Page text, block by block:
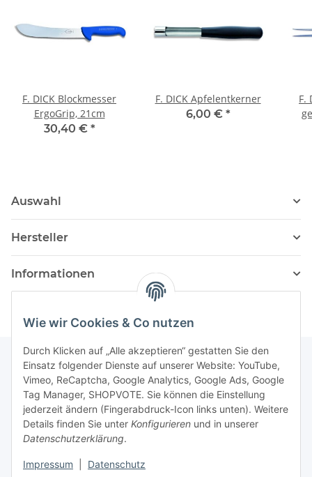
Wie wir Cookies & Co nutzen
Durch Klicken auf „Alle akzeptieren“ gestatten Sie den
Einsatz folgender Dienste auf unserer Website: YouTube,
Vimeo, ReCaptcha, Google Analytics, Google Ads, Google
Tag Manager, SHOPVOTE. Sie können die Einstellung
jederzeit ändern (Fingerabdruck-Icon links unten). Weitere
Details finden Sie unter Konfigurieren und in unserer
Datenschutzerklärung.
Impressum Datenschutz
F. DICK Blockmesser
ErgoGrip, 21cm
30,40 € *
F. DICK Apfelentkerner
6,00 € *
F.
Auswahl
Hersteller
Informationen
Newsletter Abonnieren
Bitte senden Sie mir entsprechend Ihrer
Datenschutzerklärungregelmäßig und jederzeit widerruflich
Informationen zu Ihrem Produktsortiment per E-Mail zu.